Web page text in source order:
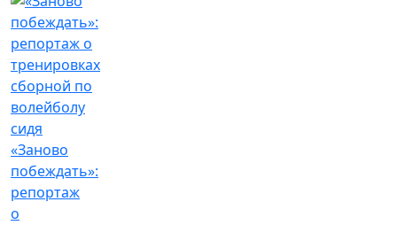
«Заново
побеждать»:
репортаж
о